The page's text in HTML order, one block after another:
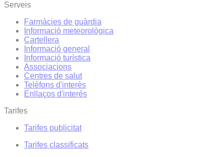
Serveis
Farmàcies de guàrdia
Informació meteorològica
Cartellera
Informació general
Informació turística
Associacions
Centres de salut
Telèfons d'interès
Enllaços d'interés
Tarifes
Tarifes publicitat
Tarifes classificats